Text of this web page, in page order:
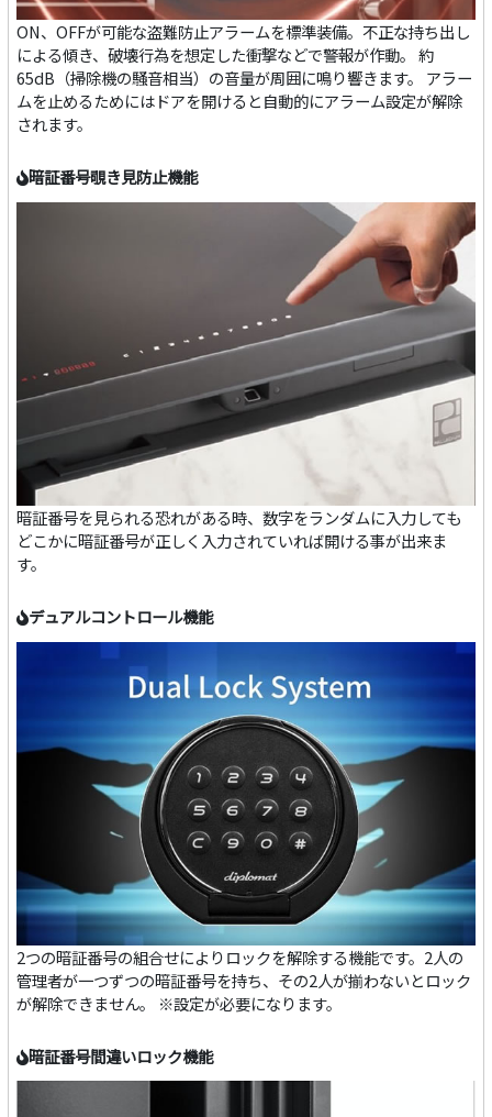
ON、OFFが可能な盗難防止アラームを標準装備。不正な持ち出し
による傾き、破壊行為を想定した衝撃などで警報が作動。 約
65dB（掃除機の騒音相当）の音量が周囲に鳴り響きます。 アラー
ムを止めるためにはドアを開けると自動的にアラーム設定が解除
されます。
暗証番号覗き見防止機能
暗証番号を見られる恐れがある時、数字をランダムに入力しても
どこかに暗証番号が正しく入力されていれば開ける事が出来ま
す。
デュアルコントロール機能
2つの暗証番号の組合せによりロックを解除する機能です。2人の
管理者が一つずつの暗証番号を持ち、その2人が揃わないとロック
が解除できません。 ※設定が必要になります。
暗証番号間違いロック機能